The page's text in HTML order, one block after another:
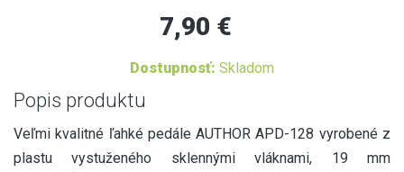
7,90 €
Dostupnosť: Skladom
Popis produktu
Veľmi kvalitné ľahké pedále AUTHOR APD-128 vyrobené z
plastu vystuženého sklennými vláknami, 19 mm